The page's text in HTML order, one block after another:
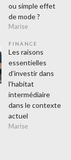
ou simple effet
de mode ?
Marise
FINANCE
Les raisons
essentielles
d’investir dans
l’habitat
intermédiaire
dans le contexte
actuel
Marise